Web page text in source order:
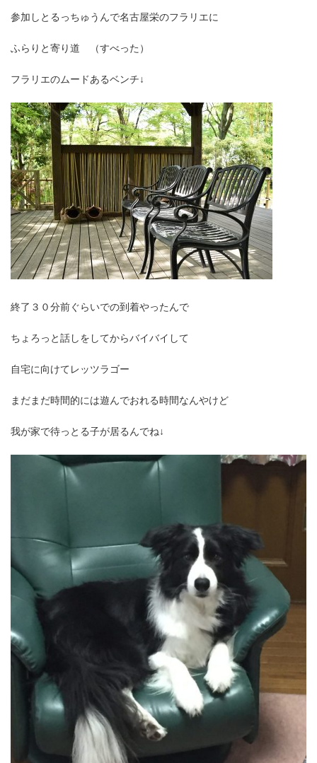
参加しとるっちゅうんで名古屋栄のフラリエに
ふらりと寄り道 （すべった）
フラリエのムードあるベンチ↓
終了３０分前ぐらいでの到着やったんで
ちょろっと話しをしてからバイバイして
自宅に向けてレッツラゴー
まだまだ時間的には遊んでおれる時間なんやけど
我が家で待っとる子が居るんでね↓